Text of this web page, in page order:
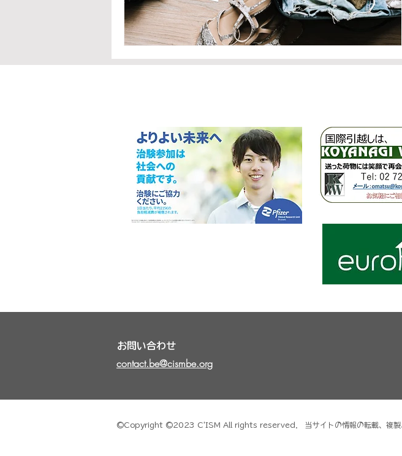
お問い合わせ
contact.be@cismbe.org
©Copyright ©2023 C'ISM All rights reserved． 当サイトの情報の転載、複製、